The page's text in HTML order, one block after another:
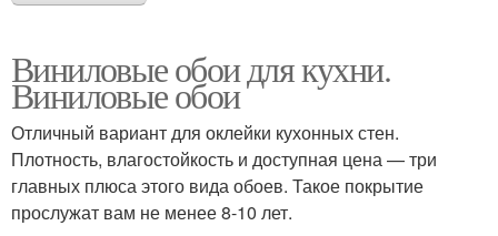
Виниловые обои для кухни.
Виниловые обои
Отличный вариант для оклейки кухонных стен.
Плотность, влагостойкость и доступная цена — три
главных плюса этого вида обоев. Такое покрытие
прослужат вам не менее 8-10 лет.